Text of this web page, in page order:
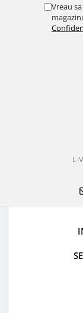
Vreau
L-